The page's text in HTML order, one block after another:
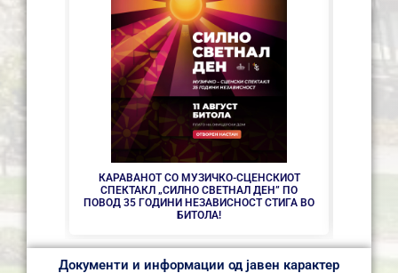
КАРАВАНОТ СО МУЗИЧКО-СЦЕНСКИОТ
СПЕКТАКЛ „СИЛНО СВЕТНАЛ ДЕН” ПО
ПОВОД 35 ГОДИНИ НЕЗАВИСНОСТ СТИГА ВО
БИТОЛА!
СЕ
Документи и информации од јавен карактер